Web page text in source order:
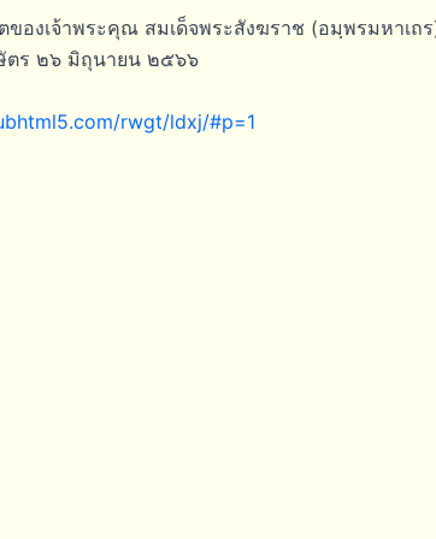
งเจ้าพระคุณ สมเด็จพระสังฆราช (อมฺพรมหาเ
ตร ๒๖ มิถุนายน ๒๕๖๖
rwgt/ldxj/#p=1